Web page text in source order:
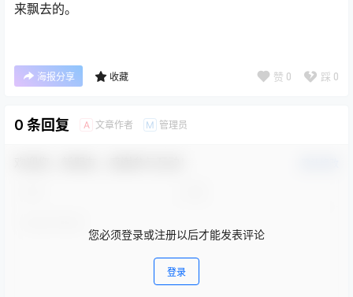
来飘去的。
海报分享 收藏 赞 0 踩 0
0 条回复 A 文章作者 M 管理员
您必须登录或注册以后才能发表评论
登录